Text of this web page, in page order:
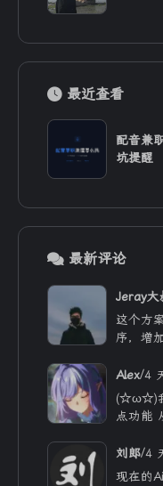
最近查看
配音兼
坑提醒
最新评论
Jeray大
这个方
序，增
Alex/4
(☆ω☆)
点功能
可以薅
价API
刘郎/4
现在的Ai